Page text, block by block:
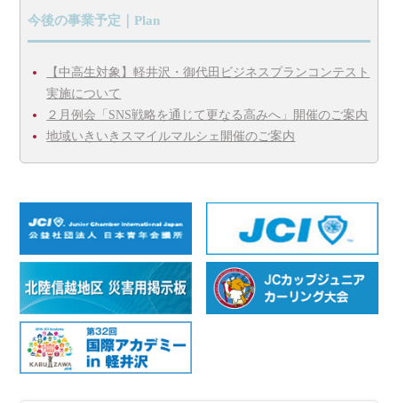
今後の事業予定｜Plan
【中高生対象】軽井沢・御代田ビジネスプランコンテスト
実施について
２月例会「SNS戦略を通じて更なる高みへ」開催のご案内
地域いきいきスマイルマルシェ開催のご案内